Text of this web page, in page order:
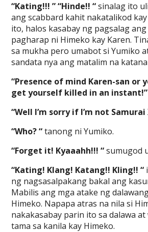
“Kating!!! ” “Hinde!! “sinalag ito
ang scabbard kahit nakatalikod
ito, halos kasabay ng pagsalag
pagharap ni Himeko kay Karen.
sa mukha pero umabot si Yumiko
sandata nya ang matalim na
“Presence of mind Karen-san or
get yourself killed in an instant!”
“Well I’m sorry if I’m not Samurai
“Who? “tanong ni Yumiko.
“Forget it! Kyaaahh!!! “sumugod
“Kating! Klang! Katang!! Kling!! “
ng nagsasalpakang bakal ang
Mabilis ang mga atake ng
Himeko. Napapa atras na nila si
nakakasabay parin ito sa dalawa
tama sa kanila kay Himeko.